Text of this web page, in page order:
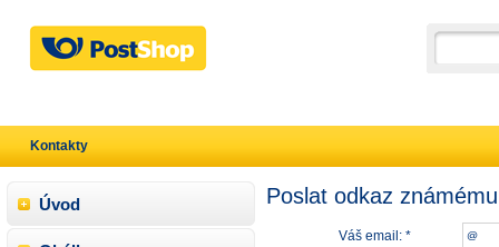
Poslat odkaz známému
Váš email: *
Úvod
Kontakty